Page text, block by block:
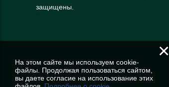
защищены.
×
На этом сайте мы используем cookie-
файлы. Продолжая пользоваться сайтом,
вы даете согласие на использование этих